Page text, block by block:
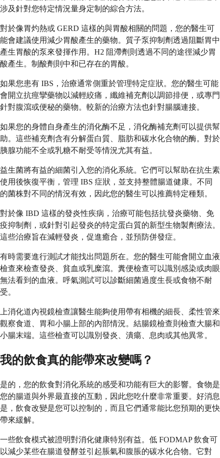
涉及針對您特定情況量身定制的綜合方法。
對於像胃灼熱或 GERD 這樣的與胃酸相關的問題，您的醫生可
能會建議使用減少胃酸產生的藥物。質子泵抑制劑透過阻斷胃中
產生胃酸的泵來發揮作用。H2 阻滯劑則透過不同的途徑減少胃
酸產生。制酸劑則中和已存在的胃酸。
如果您患有 IBS，治療通常側重於管理特定症狀。您的醫生可能
會開立抗痙攣藥物以減輕絞痛，纖維補充劑以調節排便，或專門
針對腹瀉或便秘的藥物。較新的治療方法也針對腸腦連接。
如果您的身體自身產生的消化酶不足，消化酶補充劑可以提供幫
助。這些補充劑含有分解蛋白質、脂肪和碳水化合物的酶。對於
胰腺功能不全或乳糖不耐受等情況尤其有益。
益生菌將有益的細菌引入您的消化系統。它們可以幫助在抗生素
使用後恢復平衡，管理 IBS 症狀，並支持整體腸道健康。不同
的菌株對不同的情況有效，因此您的醫生可以推薦特定種類。
對於像 IBD 這樣的發炎性疾病，治療可能包括抗發炎藥物、免
疫抑制劑，或針對引起發炎的特定蛋白質的新型生物製劑療法。
這些治療旨在減輕發炎，促進癒合，並預防併發症。
有時需要進行測試才能找出問題所在。您的醫生可能會開立血液
檢查來檢查發炎、貧血或乳糜瀉。糞便檢查可以識別感染或肉眼
無法看到的血液。呼氣測試可以診斷細菌過度生長或食物不耐
受。
上消化道內視鏡檢查讓醫生能夠使用帶有相機的細長、柔性管來
觀察食道、胃和小腸上部的內部情況。結腸鏡檢查則檢查大腸和
小腸末端。這些檢查可以識別發炎、潰瘍、息肉或其他異常。
我的飲食真的能帶來改變嗎？
是的，您的飲食對消化系統的感受和功能有巨大的影響。食物是
您的腸道與外界最直接的互動，因此您吃什麼非常重要。好消息
是，飲食改變是您可以控制的，而且它們通常能比您預期的更快
帶來緩解。
一些飲食模式被證明對消化健康特別有益。低 FODMAP 飲食可
以減少某些在腸道發酵並引起脹氣和腹脹的碳水化合物。它對